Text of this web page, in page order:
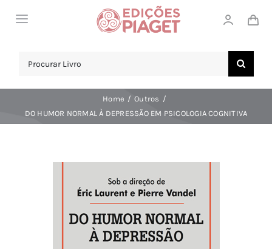
Toggle
NOTICIAS
Search
Home
Outros
DO HUMOR NORMAL À DEPRESSÃO EM PSICOLOGIA COGNITIVA